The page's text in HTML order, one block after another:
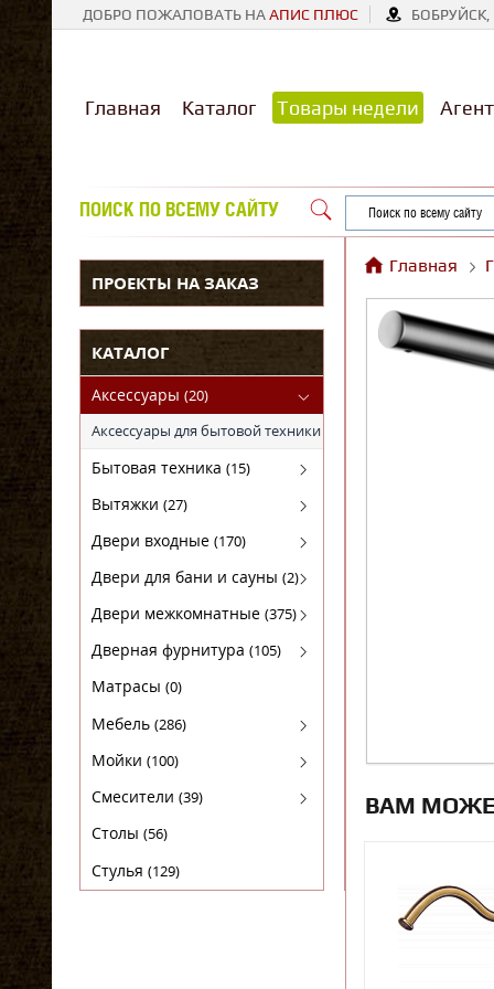
ДОБРО ПОЖАЛОВАТЬ НААПИС ПЛЮС
Главная Каталог Товары недели
ПОИСК ПО ВСЕМУ САЙТУ
ПРОЕКТЫ НА ЗАКАЗ
КАТАЛОГ
Аксессуары (20)
Аксессуары для бытовой техники
Бытовая техника (15)
Духовые шкафы
Кофемашины
Микроволновки
Поверхности газовые
Поверхности электрические
Холодильники
Вытяжки (27)
FABER
KRONA
SHINDO
TEKA
Двери входные (170)
Luxor(Люксор)
Гарда
МагнаБел
ПРОМЕТ
Сталлер
Двери для бани и сауны (2)
Двери для бани
Двери межкомнатные (375)
Амати
Бона
Двери из массива ольхи
Массив сосны
Экошпон STARK
Экошпон DEFORM
Экошпон PORTAS
Дверная фурнитура (105)
Arni (Арни)
Arni Lux
Lockit (Локит)
VELA (ВЕЛА)
Нора-M
Матрасы (0)
Мебель (286)
Комплекты
Кресла
Кровати
Мебель Sheffilton
Мойки (100)
Гранитные
Нержавейка
Смесители (39)
Для кухни
Столы (56)
Стулья (129)
Главная
ВАМ